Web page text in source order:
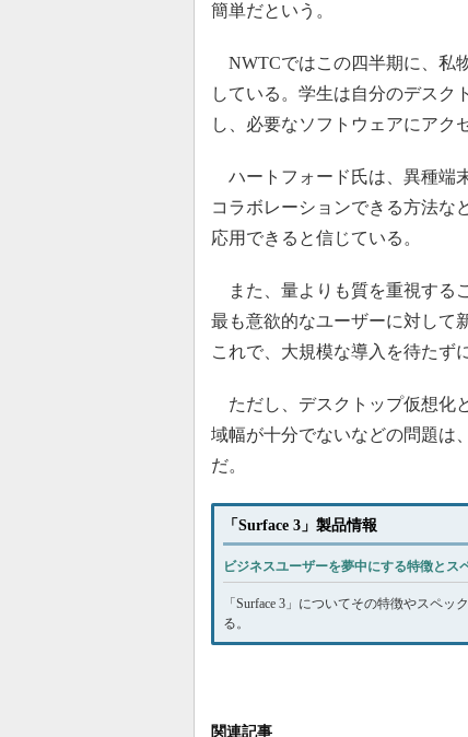
簡単だという。
NWTCではこの四半期に、私
している。学生は自分のデスク
し、必要なソフトウェアにアク
ハートフォード氏は、異種端
コラボレーションできる方法な
応用できると信じている。
また、量よりも質を重視する
最も意欲的なユーザーに対して
これで、大規模な導入を待たず
ただし、デスクトップ仮想化
域幅が十分でないなどの問題は
だ。
「Surface 3」製品情報
ビジネスユーザーを夢中にする特徴とス
「Surface 3」についてその特徴やスペ
る。
関連記事